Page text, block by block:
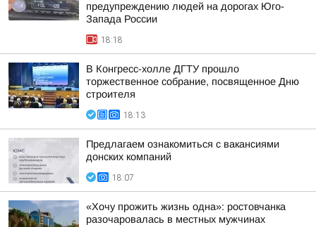
предупреждению людей на дорогах Юго-
Запада России
18:18
В Конгресс-холле ДГТУ прошло
торжественное собрание, посвященное Дню
строителя
18:13
Предлагаем ознакомиться с вакансиями
донских компаний
18:07
«Хочу прожить жизнь одна»: ростовчанка
разочаровалась в местных мужчинах